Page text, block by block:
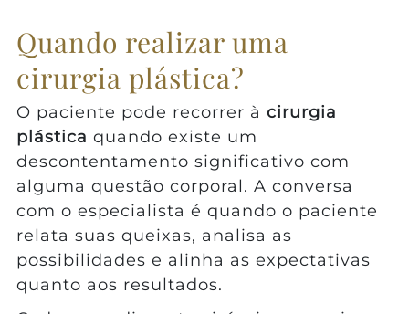
Quando realizar uma
cirurgia plástica?
O paciente pode recorrer à cirurgia
plástica quando existe um
descontentamento significativo com
alguma questão corporal. A conversa
com o especialista é quando o paciente
relata suas queixas, analisa as
possibilidades e alinha as expectativas
quanto aos resultados.